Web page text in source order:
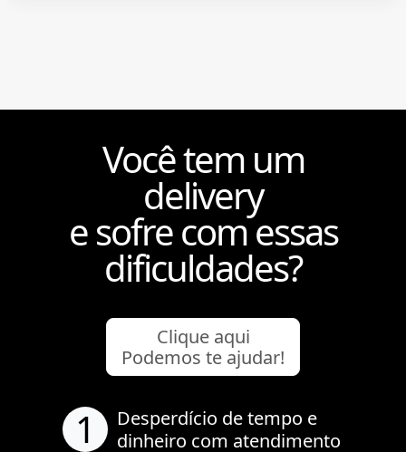
Você tem um
delivery
e sofre com essas
dificuldades?
Clique aqui
Podemos te ajudar!
1
Desperdício de tempo e
dinheiro com atendimento